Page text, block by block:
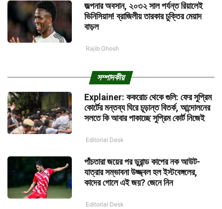
জল্পনার অবসান, ২০৩২ সাল পর্যন্ত রিয়ালেই
ভিনিসিয়াস! ব্রাজিলীয় তারকার চুক্তির মেয়াদ
বাড়ল
Rajib Ghosh
সম্পাদকীয়
Explainer: ককরোচ থেকে গুলি: ফের সুপ্রিম
কোর্টের মন্তব্য ঘিরে চূড়ান্ত বিতর্ক, আন্দোলনের
সলতে কি আবার পাকাচ্ছে সুপ্রিম কোর্ট নিজেই
Editorial Desk
পাঁচতারা জয়ের পর ডুরান্ড কাপের নক আউট-
যাত্রার সম্ভাবনা উজ্জ্বল হল ইস্টবেঙ্গলের,
কাদের গোলে এই জয়? জেনে নিন
Editorial Desk